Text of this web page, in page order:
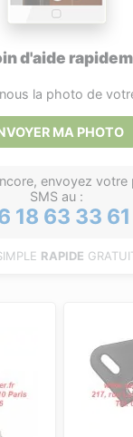
d'aide
la photo de
MA PHOTO
envoyez
SMS au :
18 63 33 61
RAPIDE